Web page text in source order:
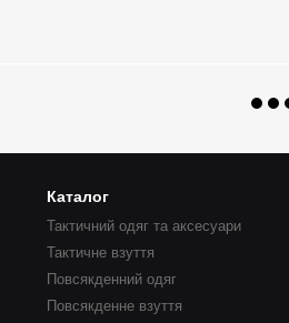
Каталог
Тактичний одяг та аксесуари
Тактичне взуття
Повсякденний одяг
Повсякденне взуття